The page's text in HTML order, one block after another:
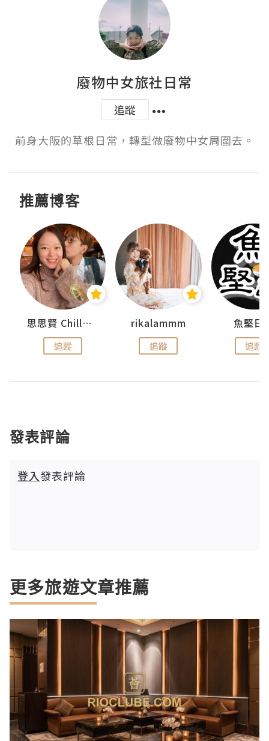
廢物中女旅社日常
追蹤
前身大阪的草根日常，轉型做廢物中女周圍去。
推薦博客
思思賢 ChillMyBabe
追蹤
rikalammm
追蹤
魚堅日
追蹤
發表評論
登入發表評論
更多旅遊文章推薦